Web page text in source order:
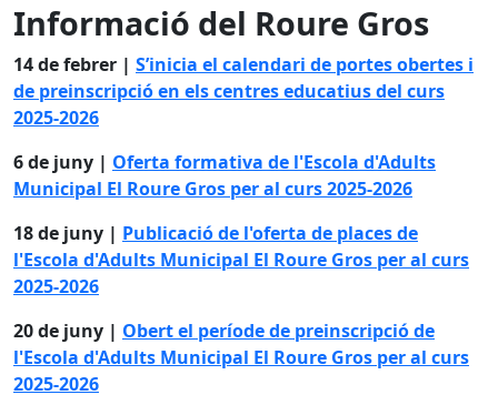
Informació del Roure Gros
14 de febrer | S’inicia el calendari de portes obertes i
de preinscripció en els centres educatius del curs
2025-2026
6 de juny | Oferta formativa de l'Escola d'Adults
Municipal El Roure Gros per al curs 2025-2026
18 de juny | Publicació de l'oferta de places de
l'Escola d'Adults Municipal El Roure Gros per al curs
2025-2026
20 de juny | Obert el període de preinscripció de
l'Escola d'Adults Municipal El Roure Gros per al curs
2025-2026